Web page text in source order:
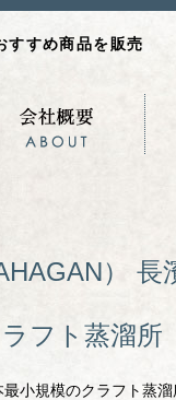
すすめ商品を販売
） 長
フト蒸溜所
小規模のクラフト蒸溜